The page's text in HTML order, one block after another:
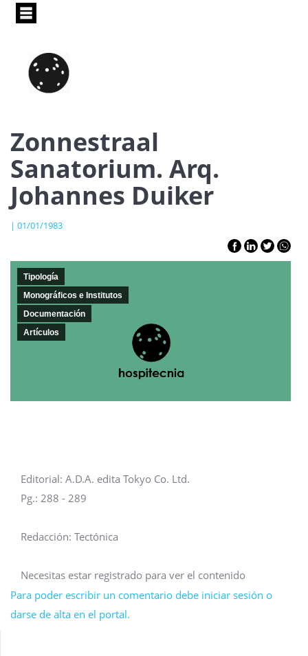
Pasar
principal
Zonnestraal
Sanatorium. Arq.
Johannes Duiker
| 01/01/1983
Tipología
Monográficos e Institutos
Documentación
Artículos
Editorial: A.D.A. edita Tokyo Co. Ltd.
Pg.: 288 - 289
Redacción: Tectónica
Necesitas estar registrado para ver el contenido
Para poder escribir un comentario debe iniciar sesión o
darse de alta en el portal.